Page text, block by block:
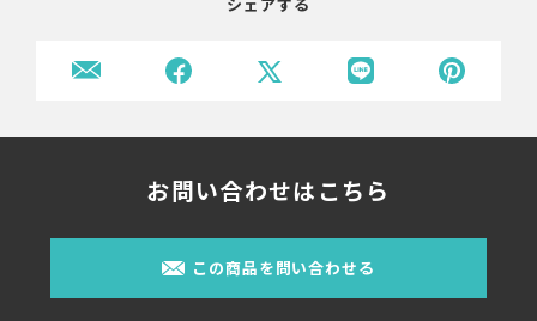
お問い合わせはこちら
この商品を問い合わせる